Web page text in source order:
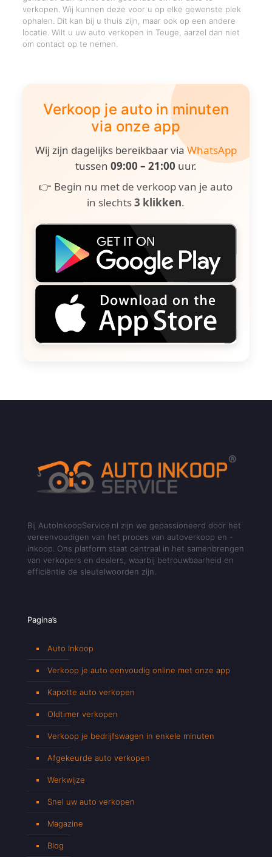
verkopen. Wij kunnen deze voor u op elke gewenste plek
ophalen. Dit kan bij u thuis zijn, maar ook op een andere
locatie. Wilt u uw auto verkopen in Teuge, aarzel dan niet
om contact op te nemen.
Verkoop je auto in minuten
via onze app
Wij zijn dagelijks bereikbaar viaWhatsApp
tussen 09:00 – 21:00 uur.
👉 Begin nu met de verkoop van je auto
in slechts3 klikken.
Bij AutoInkoopService.nl zijn we gepassioneerd door het
vereenvoudigen van het proces van autoverkoop en -
inkoop. Ons platform staat centraal in het samenbrengen
van verkopers en dealers, waarbij betrouwbaarheid en
efficiëntie de sleutelwoorden zijn.
Pagina’s
Auto Inkoop
Verkoop je auto eenvoudig online met onze app
Kapotte auto verkopen
Oldtimer verkopen
Verkoop je bedrijfswagen in enkele minuten
Afgekeurde auto verkopen
Werkwijze
Snel uw auto verkopen
Magazine
Blog